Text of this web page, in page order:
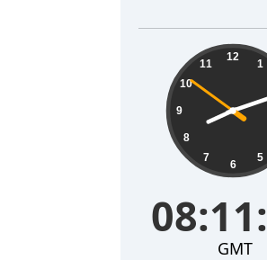
08:11:52 12
1
5
6
7
8
9
10
11
GMT